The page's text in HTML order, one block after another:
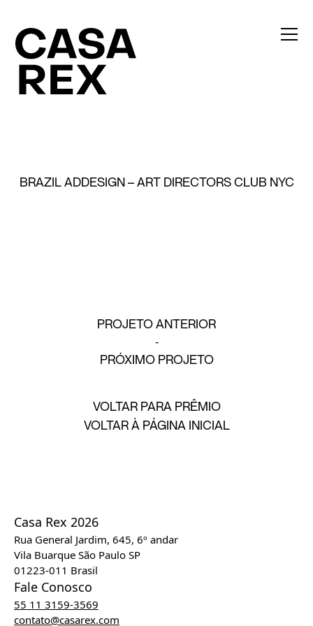
BRAZIL ADDESIGN – ART DIRECTORS CLUB NYC
PROJETO ANTERIOR
PRÓXIMO PROJETO
VOLTAR PARA PRÊMIO
VOLTAR À PÁGINA INICIAL
Casa Rex 2026
Rua General Jardim, 645, 6º andar
Vila Buarque São Paulo SP
01223-011 Brasil
Fale Conosco
55 11 3159-3569
contato@casarex.com